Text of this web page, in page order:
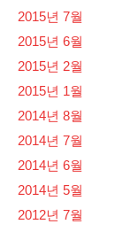
2015년 7월
2015년 6월
2015년 2월
2015년 1월
2014년 8월
2014년 7월
2014년 6월
2014년 5월
2012년 7월